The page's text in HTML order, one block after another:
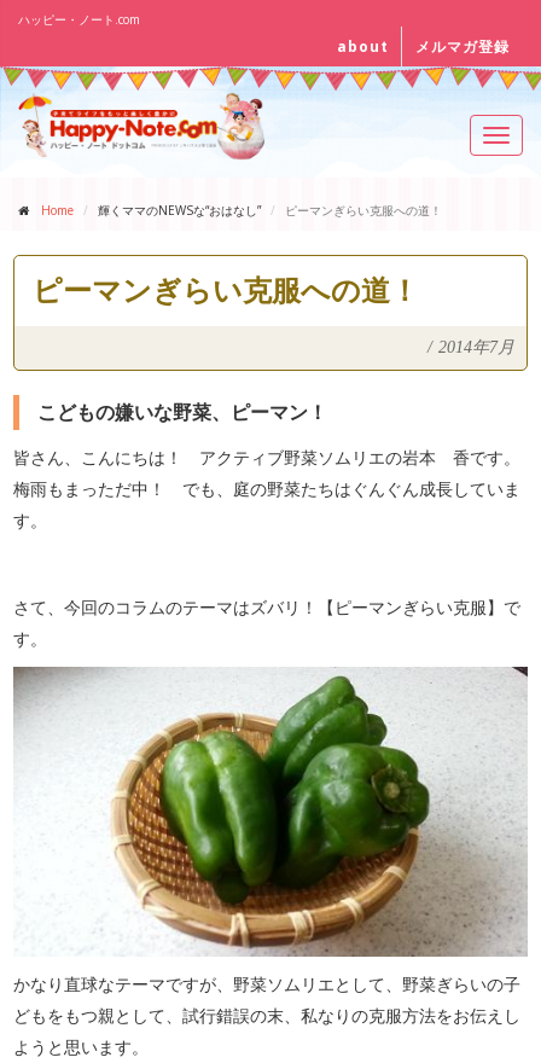
ハッピー・ノート.com
about メルマガ登録
Home 輝くママのNEWSな“おはなし” ピーマンぎらい克服への道！
ピーマンぎらい克服への道！
/ 2014年7月
こどもの嫌いな野菜、ピーマン！
皆さん、こんにちは！ アクティブ野菜ソムリエの岩本 香です。
梅雨もまっただ中！ でも、庭の野菜たちはぐんぐん成長していま
す。
さて、今回のコラムのテーマはズバリ！【ピーマンぎらい克服】で
す。
かなり直球なテーマですが、野菜ソムリエとして、野菜ぎらいの子
どもをもつ親として、試行錯誤の末、私なりの克服方法をお伝えし
ようと思います。